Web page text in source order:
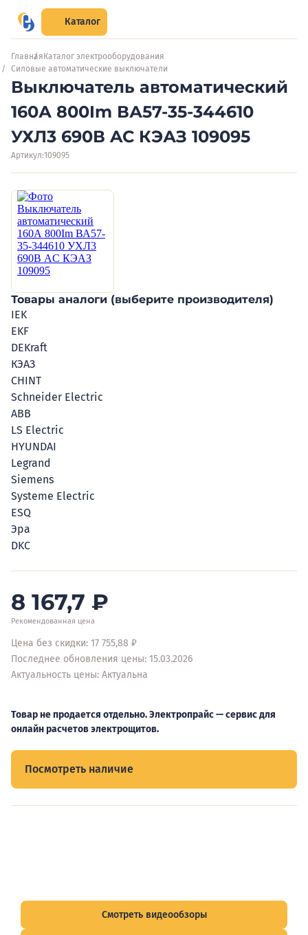
Каталог
Главная Каталог электрооборудования
Силовые автоматические выключатели
Выключатель автоматический
160А 800Im ВА57-35-344610
УХЛ3 690В AC КЭАЗ 109095
Артикул:109095
Товары аналоги (выберите производителя)
IEK
EKF
DEKraft
КЭАЗ
CHINT
Schneider Electric
ABB
LS Electric
HYUNDAI
Legrand
Siemens
Systeme Electric
ESQ
Эра
DKC
8 167,7 ₽
Рекомендованная цена
Цена без скидки: 17 755,88 ₽
Последнее обновления цены: 15.03.2026
Актуальность цены: Актуальна
Товар не продается отдельно. Электропрайс — сервис для
онлайн расчетов электрощитов.
Посмотреть наличие
Смотреть видеообзоры